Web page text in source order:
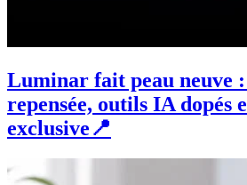
Luminar fait peau neuve
repensée, outils IA dopés
exclusive📍